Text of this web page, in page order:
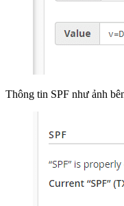
Thông tin SPF như ảnh